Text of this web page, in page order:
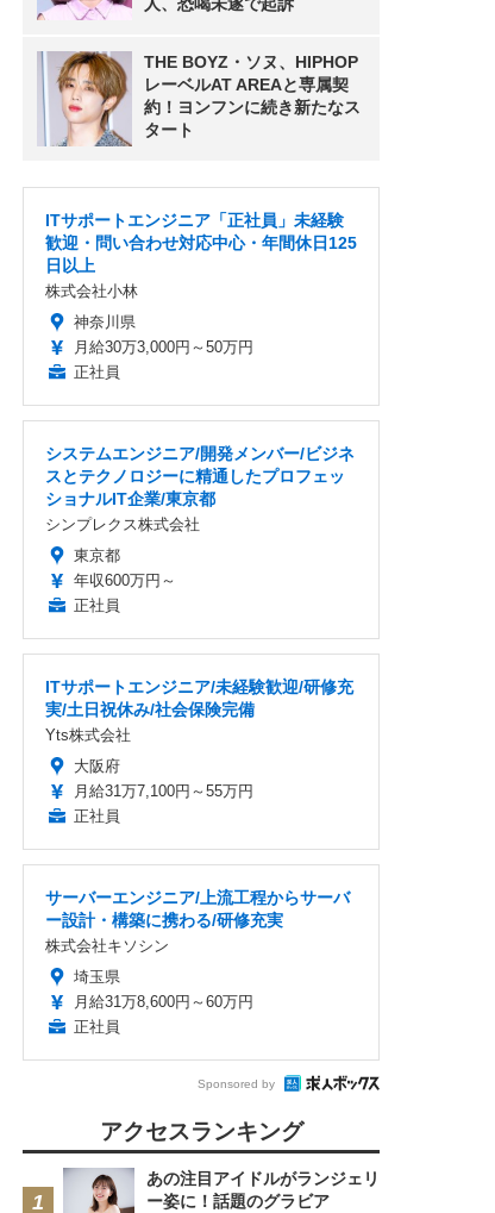
THE BOYZ・ソヌ、HIPHOP
レーベルAT AREAと専属契
約！ヨンフンに続き新たなス
タート
ITサポートエンジニア「正社員」未経験
歓迎・問い合わせ対応中心・年間休日125
日以上
株式会社小林
神奈川県
月給30万3,000円～50万円
正社員
システムエンジニア/開発メンバー/ビジネ
スとテクノロジーに精通したプロフェッ
ショナルIT企業/東京都
シンプレクス株式会社
東京都
年収600万円～
正社員
ITサポートエンジニア/未経験歓迎/研修充
実/土日祝休み/社会保険完備
Yts株式会社
大阪府
月給31万7,100円～55万円
正社員
サーバーエンジニア/上流工程からサーバ
ー設計・構築に携わる/研修充実
株式会社キソシン
埼玉県
月給31万8,600円～60万円
正社員
Sponsored by
アクセスランキング
あの注目アイドルがランジェリ
ー姿に！話題のグラビア